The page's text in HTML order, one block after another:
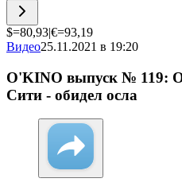
$=80,93|€=93,19
Видео25.11.2021 в 19:20
O'KINO выпуск № 119:
Сити - обидел осла